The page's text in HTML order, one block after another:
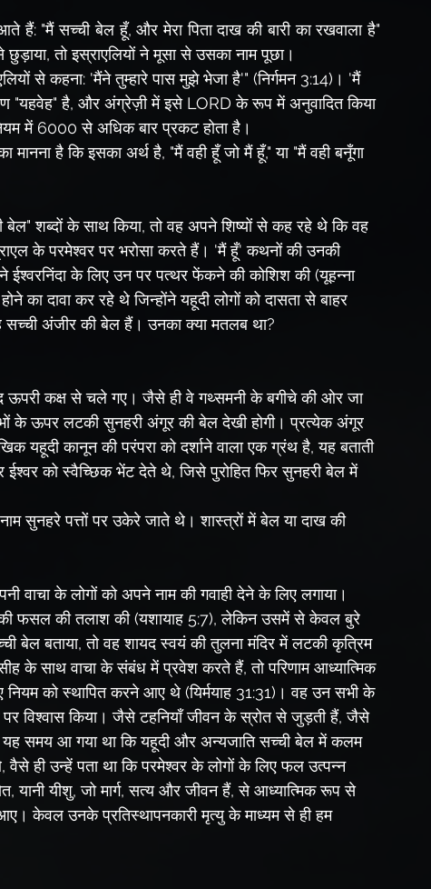
"मैं सच्ची बेल हूँ, और मेरा पिता दाख की बारी का रखवाला है"
तो इस्राएलियों ने मूसा से उसका नाम पूछा।
"यहवेह" है, और अंग्रेज़ी में इसे LORD के रूप में अनुवादित किया
में 6000 से अधिक बार प्रकट होता है।
बेल" शब्दों के साथ किया, तो वह अपने शिष्यों से कह रहे थे कि वह
के परमेश्वर पर भरोसा करते हैं। 'मैं हूँ' कथनों की उनकी
ईश्वरनिंदा के लिए उन पर पत्थर फेंकने की कोशिश की (यूहन्ना
का दावा कर रहे थे जिन्होंने यहूदी लोगों को दासता से बाहर
अंजीर की बेल हैं। उनका क्या मतलब था?
ऊपरी कक्ष से चले गए। जैसे ही वे गथ्समनी के बगीचे की ओर जा
के ऊपर लटकी सुनहरी अंगूर की बेल देखी होगी। प्रत्येक अंगूर
यहूदी कानून की परंपरा को दर्शाने वाला एक ग्रंथ है, यह बताती
ईश्वर को स्वैच्छिक भेंट देते थे, जिसे पुरोहित फिर सुनहरी बेल में
वाचा के लोगों को अपने नाम की गवाही देने के लिए लगाया।
बेल बताया, तो वह शायद स्वयं की तुलना मंदिर में लटकी कृत्रिम
के साथ वाचा के संबंध में प्रवेश करते हैं, तो परिणाम आध्यात्मिक
नियम को स्थापित करने आए थे (यिर्मयाह 31:31)। वह उन सभी के
विश्वास किया। जैसे टहनियाँ जीवन के स्रोत से जुड़ती हैं, जैसे
समय आ गया था कि यहूदी और अन्यजाति सच्ची बेल में कलम
ही उन्हें पता था कि परमेश्वर के लोगों के लिए फल उत्पन्न
यानी यीशु, जो मार्ग, सत्य और जीवन हैं, से आध्यात्मिक रूप से
केवल उनके प्रतिस्थापनकारी मृत्यु के माध्यम से ही हम